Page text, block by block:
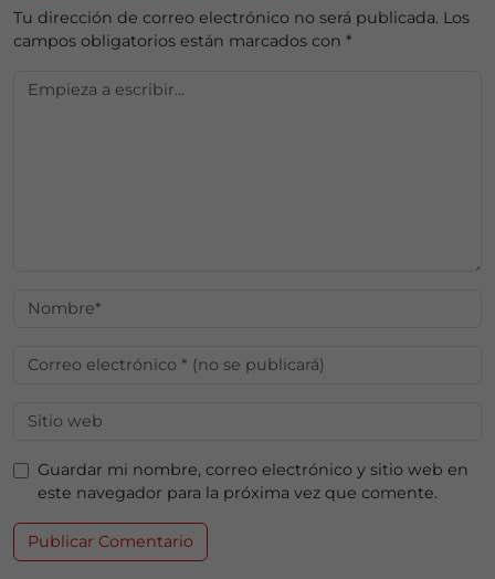
Tu dirección de correo electrónico no será publicada. Los
campos obligatorios están marcados con *
Guardar mi nombre, correo electrónico y sitio web en
este navegador para la próxima vez que comente.